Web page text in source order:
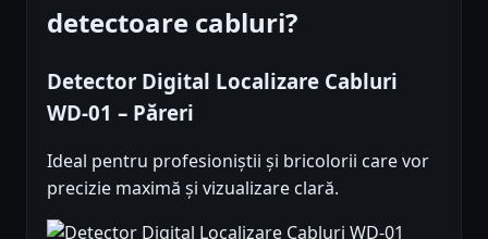
detectoare cabluri?
Detector Digital Localizare Cabluri
WD-01 – Păreri
Ideal pentru profesioniștii și bricolorii care vor
precizie maximă și vizualizare clară.